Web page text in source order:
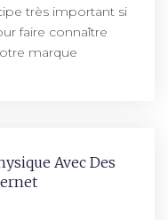
très important si
faire connaître
marque
Avec Des